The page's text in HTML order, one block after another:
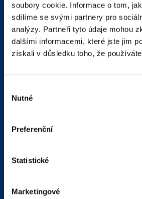
soubory cookie. Informace o tom,
sdílíme se svými partnery pro
analýzy. Partneři tyto údaje mohou
dalšími informacemi, které jste jim
získali v důsledku toho, že
souhlasu
Nutné
Preferenční
Statistické
Marketingové
ZÁSADY
OSOBNÍCH